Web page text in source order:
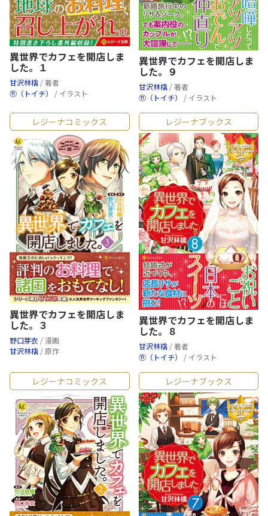
異世界でカフェを開店しま
した。１
甘沢林檎 / 著者
⑪（トイチ） / イラスト
異世界でカフェを開店しま
した。９
甘沢林檎 / 著者
⑪（トイチ） / イラスト
レジーナコミックス
異世界でカフェを開店しま
した。３
野口芽衣 / 漫画
甘沢林檎 / 原作
レジーナブックス
異世界でカフェを開店しま
した。８
甘沢林檎 / 著者
⑪（トイチ） / イラスト
レジーナコミックス レジーナブックス